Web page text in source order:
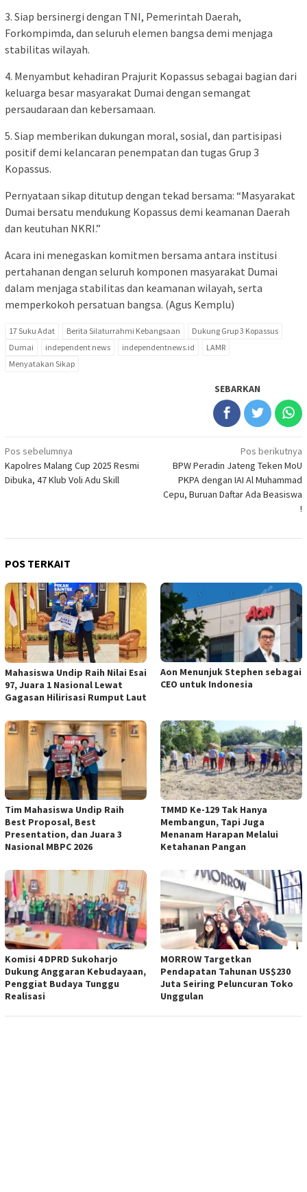
3. Siap bersinergi dengan TNI, Pemerintah Daerah,
Forkompimda, dan seluruh elemen bangsa demi menjaga
stabilitas wilayah.
4. Menyambut kehadiran Prajurit Kopassus sebagai bagian dari
keluarga besar masyarakat Dumai dengan semangat
persaudaraan dan kebersamaan.
5. Siap memberikan dukungan moral, sosial, dan partisipasi
positif demi kelancaran penempatan dan tugas Grup 3
Kopassus.
Pernyataan sikap ditutup dengan tekad bersama: “Masyarakat
Dumai bersatu mendukung Kopassus demi keamanan Daerah
dan keutuhan NKRI.”
Acara ini menegaskan komitmen bersama antara institusi
pertahanan dengan seluruh komponen masyarakat Dumai
dalam menjaga stabilitas dan keamanan wilayah, serta
memperkokoh persatuan bangsa. (Agus Kemplu)
17 Suku Adat Berita Silaturrahmi Kebangsaan
Dukung Grup 3 Kopassus
Dumai
independent news independentnews.id
LAMR
Menyatakan Sikap
SEBARKAN
Navigasi
pos
Pos sebelumnya
Kapolres Malang Cup 2025 Resmi
Dibuka, 47 Klub Voli Adu Skill
Pos berikutnya
BPW Peradin Jateng Teken MoU
PKPA dengan IAI Al Muhammad
Cepu, Buruan Daftar Ada Beasiswa
!
POS TERKAIT
Mahasiswa Undip Raih Nilai Esai
97, Juara 1 Nasional Lewat
Gagasan Hilirisasi Rumput Laut
Aon Menunjuk Stephen sebagai
CEO untuk Indonesia
Tim Mahasiswa Undip Raih
Best Proposal, Best
Presentation, dan Juara 3
Nasional MBPC 2026
TMMD Ke-129 Tak Hanya
Membangun, Tapi Juga
Menanam Harapan Melalui
Ketahanan Pangan
Komisi 4 DPRD Sukoharjo
Dukung Anggaran Kebudayaan,
Penggiat Budaya Tunggu
Realisasi
MORROW Targetkan
Pendapatan Tahunan US$230
Juta Seiring Peluncuran Toko
Unggulan